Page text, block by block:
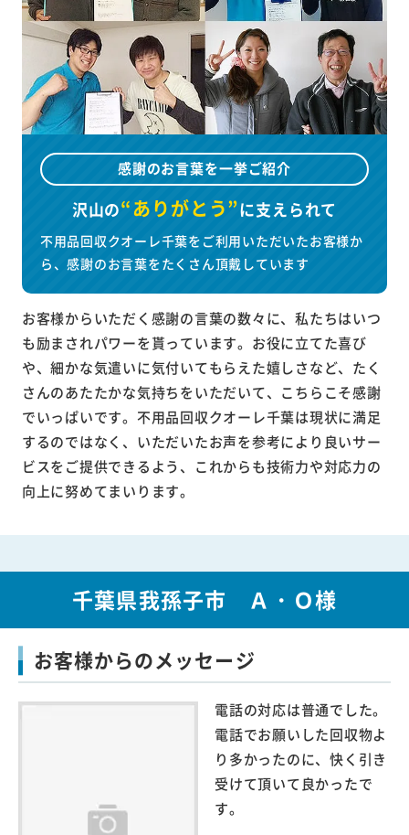
感謝のお言葉を一挙ご紹介
沢山の“ありがとう”に支えられて
不用品回収クオーレ千葉をご利用いただいたお客様か
ら、感謝のお言葉をたくさん頂戴しています
お客様からいただく感謝の言葉の数々に、私たちはいつ
も励まされパワーを貰っています。お役に立てた喜び
や、細かな気遣いに気付いてもらえた嬉しさなど、たく
さんのあたたかな気持ちをいただいて、こちらこそ感謝
でいっぱいです。不用品回収クオーレ千葉は現状に満足
するのではなく、いただいたお声を参考により良いサー
ビスをご提供できるよう、これからも技術力や対応力の
向上に努めてまいります。
千葉県我孫子市 Ａ・Ｏ様
お客様からのメッセージ
電話の対応は普通でした。
電話でお願いした回収物よ
り多かったのに、快く引き
受けて頂いて良かったで
す。